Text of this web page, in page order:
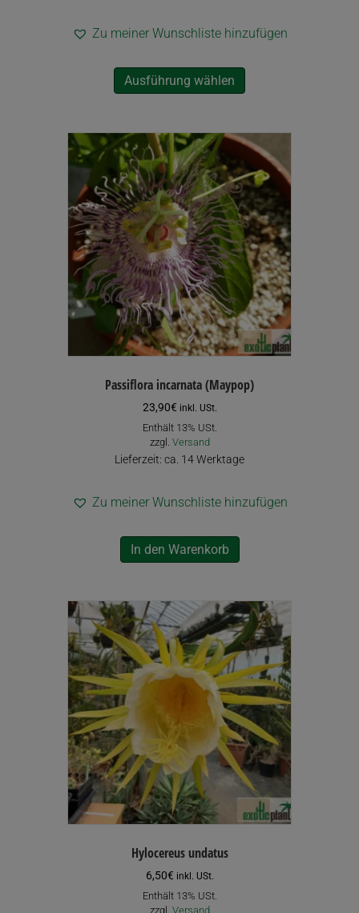
Zu meiner Wunschliste hinzufügen
Ausführung wählen
Varianten
auf.
Die
Optionen
können
auf
der
Produktseite
gewählt
werden
Passiflora incarnata (Maypop)
23,90€ inkl. USt.
Enthält 13% USt.
zzgl. Versand
Lieferzeit: ca. 14 Werktage
Zu meiner Wunschliste hinzufügen
In den Warenkorb
Hylocereus undatus
6,50€ inkl. USt.
Enthält 13% USt.
zzgl. Versand